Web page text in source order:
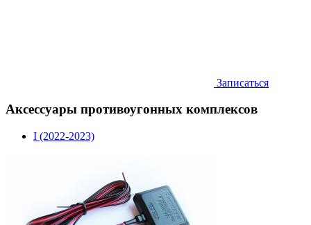
Записаться
Аксессуары противоугонных комплексов
I (2022-2023)